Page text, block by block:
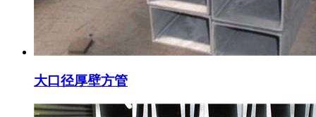
大口径厚壁方管